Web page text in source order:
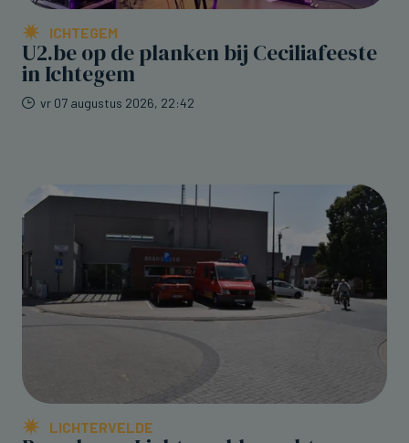
ICHTEGEM
U2.be op de planken bij Ceciliafeeste
in Ichtegem
vr 07 augustus 2026, 22:42
LICHTERVELDE